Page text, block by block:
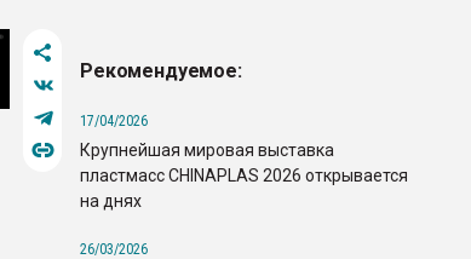
Рекомендуемое:
17/04/2026
Крупнейшая мировая выставка
пластмасс CHINAPLAS 2026 открывается
на днях
26/03/2026